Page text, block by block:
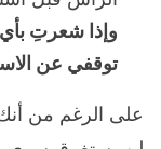
وإذا شعرتِ
توقفي عن
على الرغم من أنك